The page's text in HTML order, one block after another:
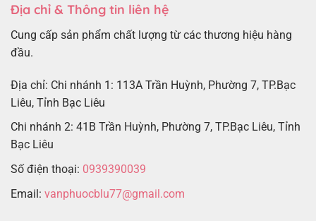
Địa chỉ & Thông tin liên hệ
Cung cấp sản phẩm chất lượng từ các thương hiệu hàng
đầu.
Địa chỉ: Chi nhánh 1: 113A Trần Huỳnh, Phường 7, TP.Bạc
Liêu, Tỉnh Bạc Liêu
Chi nhánh 2: 41B Trần Huỳnh, Phường 7, TP.Bạc Liêu, Tỉnh
Bạc Liêu
Số điện thoại: 0939390039
Email: vanphuocblu77@gmail.com